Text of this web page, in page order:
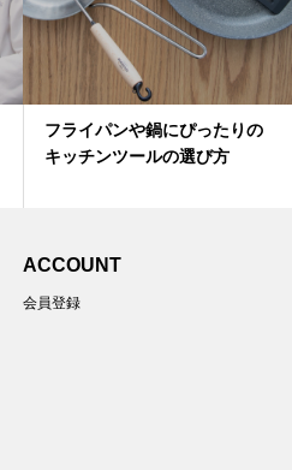
フライパンや鍋にぴったりの
キッチンツールの選び方
ACCOUNT
会員登録